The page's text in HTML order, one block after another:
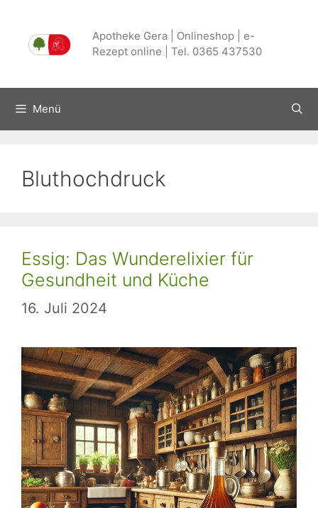
Inhalt
springen
Apotheke Gera | Onlineshop | e-
Rezept online | Tel. 0365 437530
Menü
Bluthochdruck
Essig: Das Wunderelixier für
Gesundheit und Küche
16. Juli 2024